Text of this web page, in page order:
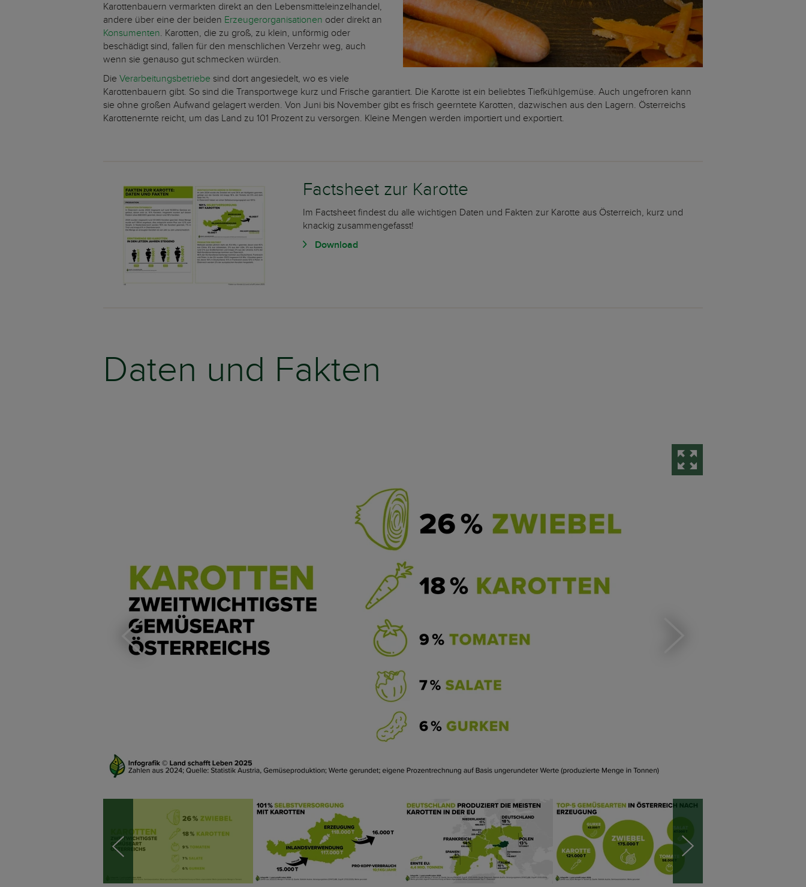
Karottenbauern vermarkten direkt an den Lebensmitteleinzelhandel,
andere über eine der beiden Erzeugerorganisationen oder direkt an
Konsumenten. Karotten, die zu groß, zu klein, unförmig oder
beschädigt sind, fallen für den menschlichen Verzehr weg, auch
wenn sie genauso gut schmecken würden.
Die Verarbeitungsbetriebe sind dort angesiedelt, wo es viele
Karottenbauern gibt. So sind die Transportwege kurz und Frische garantiert. Die Karotte ist ein beliebtes Tiefkühlgemüse. Auch ungefroren kann
sie ohne großen Aufwand gelagert werden. Von Juni bis November gibt es frisch geerntete Karotten, dazwischen aus den Lagern. Österreichs
Karottenernte reicht, um das Land zu 101 Prozent zu versorgen. Kleine Mengen werden importiert und exportiert.
Factsheet zur Karotte
Im Factsheet findest du alle wichtigen Daten und Fakten zur Karotte aus Österreich, kurz und
knackig zusammengefasst!
Download
Daten und Fakten